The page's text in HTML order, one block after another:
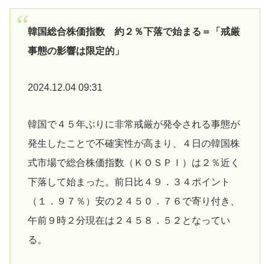
韓国総合株価指数 約２％下落で始まる＝「戒厳
事態の影響は限定的」
2024.12.04 09:31
韓国で４５年ぶりに非常戒厳が発令される事態が
発生したことで不確実性が高まり、４日の韓国株
式市場で総合株価指数（ＫＯＳＰＩ）は２％近く
下落して始まった。前日比４９．３４ポイント
（１．９７％）安の２４５０．７６で寄り付き、
午前９時２分現在は２４５８．５２となってい
る。